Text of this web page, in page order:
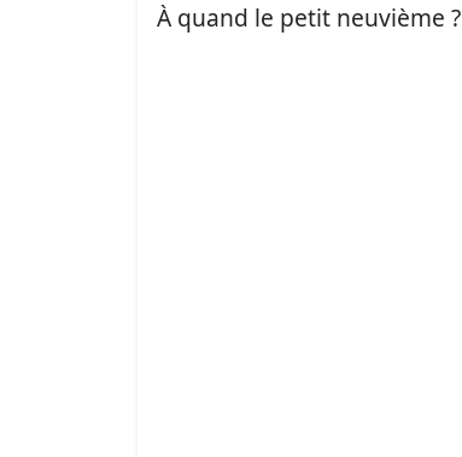
À quand le petit neuvième ?